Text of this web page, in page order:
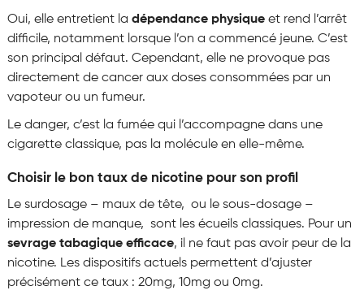
Oui, elle entretient la dépendance physiqueet rend l’arrêt
difficile, notamment lorsque l’on a commencé jeune. C’est
son principal défaut. Cependant, elle ne provoque pas
directement de cancer aux doses consommées par un
vapoteur ou un fumeur.
Le danger, c’est la fumée qui l’accompagne dans une
cigarette classique, pas la molécule en elle-même.
Choisir le bon taux de nicotine pour son profil
Le surdosage – maux de tête, ou le sous-dosage –
impression de manque, sont les écueils classiques. Pour un
sevrage tabagique efficace, il ne faut pas avoir peur de la
nicotine. Les dispositifs actuels permettent d’ajuster
précisément ce taux : 20mg, 10mg ou 0mg.